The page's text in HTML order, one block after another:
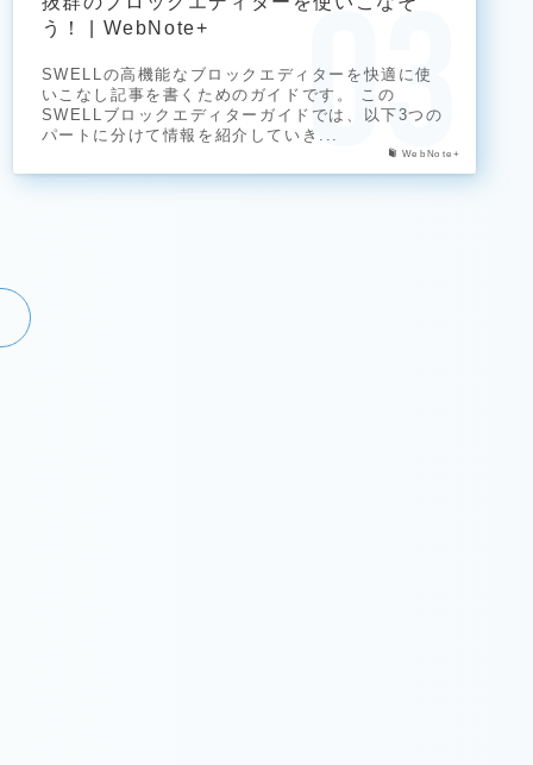
WebNote+
う！ | WebNote+
SWELLの高機能なブロックエディターを快適に使
いこなし記事を書くためのガイドです。 この
SWELLブロックエディターガイドでは、以下3つの
パートに分けて情報を紹介していき...